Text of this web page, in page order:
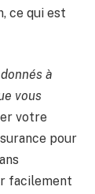
ce qui est
à
vous
votre
pour
facilement